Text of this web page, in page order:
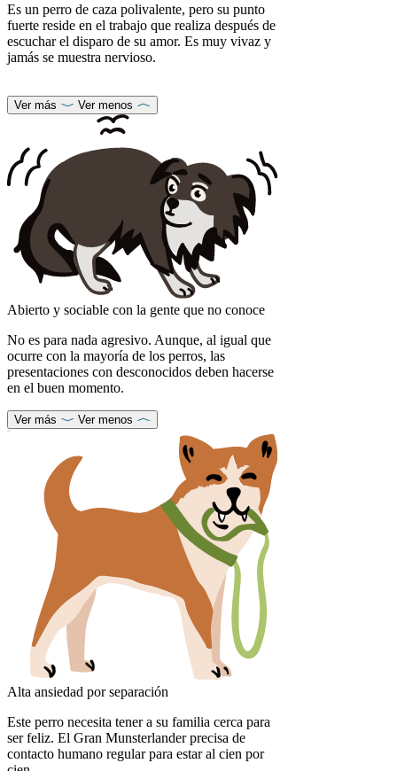
Es un perro de caza polivalente, pero su punto
fuerte reside en el trabajo que realiza después de
escuchar el disparo de su amor. Es muy vivaz y
jamás se muestra nervioso.
Ver más Ver menos
Abierto y sociable con la gente que no conoce
No es para nada agresivo. Aunque, al igual que
ocurre con la mayoría de los perros, las
presentaciones con desconocidos deben hacerse
en el buen momento.
Ver más Ver menos
Alta ansiedad por separación
Este perro necesita tener a su familia cerca para
ser feliz. El Gran Munsterlander precisa de
contacto humano regular para estar al cien por